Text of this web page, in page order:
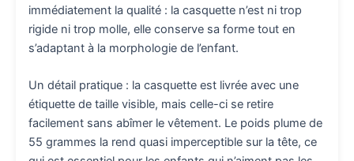
immédiatement la qualité : la casquette n’est ni trop
rigide ni trop molle, elle conserve sa forme tout en
s’adaptant à la morphologie de l’enfant.
Un détail pratique : la casquette est livrée avec une
étiquette de taille visible, mais celle-ci se retire
facilement sans abîmer le vêtement. Le poids plume de
55 grammes la rend quasi imperceptible sur la tête, ce